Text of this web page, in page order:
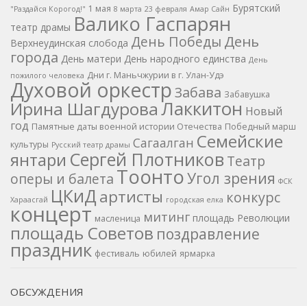
"Раздайся Корогод!" 1 мая 8 марта 23 февраля Амар Сайн Бурятский
театр драмы Валико Гаспарян
Верхнеудинская слобода День Победы День
города День матери День народного единства День
пожилого человека Дни г. Маньчжурии в г. Улан-Удэ
Духовой оркестрЗабава Забавушка
Ирина ШагдуроваЛаккитон Новый
год Памятные даты военной истории Отечества Победный марш
культуры Русский театр драмы Сагаалган Семейские
янтари Сергей Плотников Театр
оперы и балета ТоонтоУгол зрения ФСК
Хараасгай ЦКиДартисты городская елка конкурс
концерт масленица митинг площадь Революции
площадь Советов поздравление
праздник фестиваль юбилей ярмарка
ОБСУЖДЕНИЯ